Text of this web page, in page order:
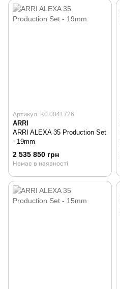
Артикул: K0.0041726
ARRI
ARRI ALEXA 35 Production Set
- 19mm
2 535 850 грн
Немає в наявності